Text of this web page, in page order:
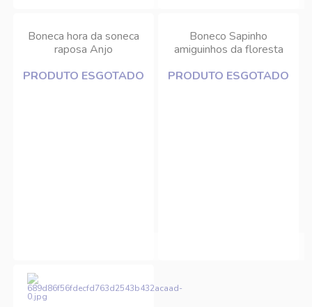
Boneca hora da soneca
raposa Anjo
PRODUTO ESGOTADO
Boneco Sapinho
amiguinhos da floresta
PRODUTO ESGOTADO